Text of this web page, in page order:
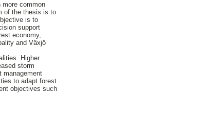
more common
of the thesis is to
is to
support
economy,
and Växjö
Higher
storm
management
to adapt forest
objectives such